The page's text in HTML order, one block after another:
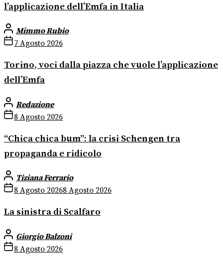
l’applicazione dell’Emfa in Italia
Mimmo Rubio
7 Agosto 2026
Torino, voci dalla piazza che vuole l’applicazione
dell’Emfa
Redazione
8 Agosto 2026
“Chica chica bum”: la crisi Schengen tra
propaganda e ridicolo
Tiziana Ferrario
8 Agosto 20268 Agosto 2026
La sinistra di Scalfaro
Giorgio Balzoni
8 Agosto 2026